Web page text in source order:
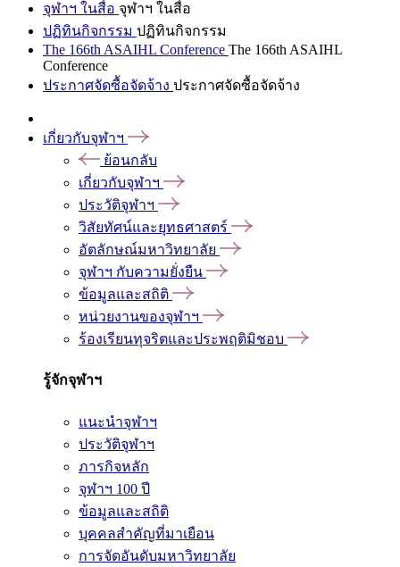
จุฬาฯ ในสื่อ จุฬาฯ ในสื่อ
ปฏิทินกิจกรรม ปฏิทินกิจกรรม
The 166th ASAIHL Conference The 166th ASAIHL
Conference
ประกาศจัดซื้อจัดจ้าง ประกาศจัดซื้อจัดจ้าง
เกี่ยวกับจุฬาฯ
ย้อนกลับ
เกี่ยวกับจุฬาฯ
ประวัติจุฬาฯ
วิสัยทัศน์และยุทธศาสตร์
อัตลักษณ์มหาวิทยาลัย
จุฬาฯ กับความยั่งยืน
ข้อมูลและสถิติ
หน่วยงานของจุฬาฯ
ร้องเรียนทุจริตและประพฤติมิชอบ
รู้จักจุฬาฯ
แนะนำจุฬาฯ
ประวัติจุฬาฯ
ภารกิจหลัก
จุฬาฯ 100 ปี
ข้อมูลและสถิติ
บุคคลสำคัญที่มาเยือน
การจัดอันดับมหาวิทยาลัย